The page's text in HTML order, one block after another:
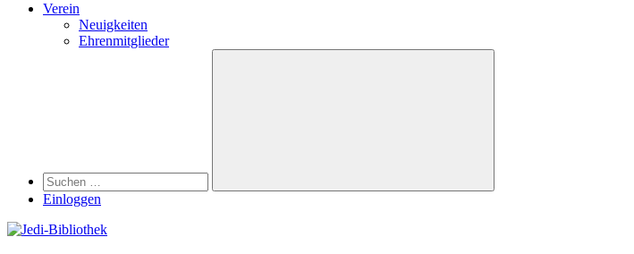
Verein
Neuigkeiten
Ehrenmitglieder
Suchen
Einloggen